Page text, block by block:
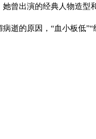
曾出演的经典人物造型
逝的原因，“血小板